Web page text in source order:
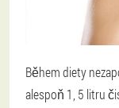
Během diety
alespoň 1, 5 litru